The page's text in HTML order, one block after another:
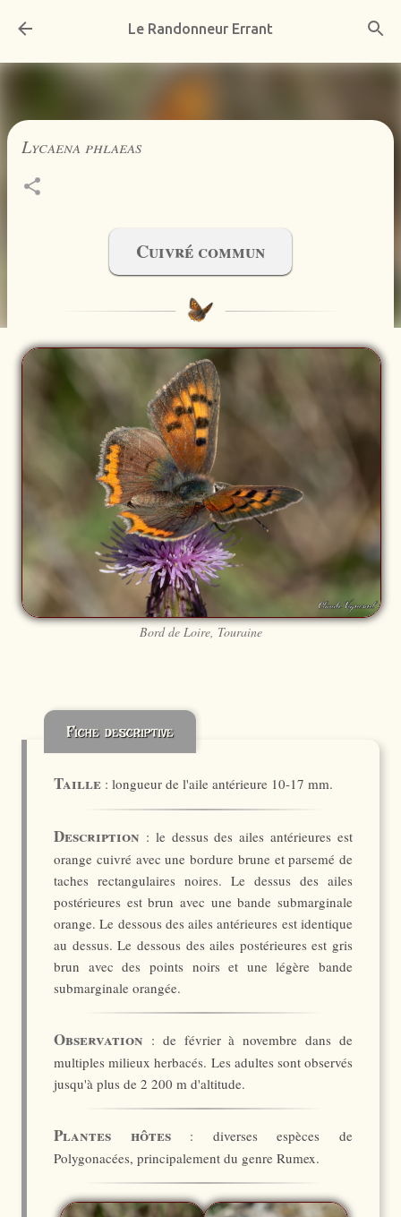
Accéder au contenu principal
Le Randonneur Errant
Lycaena phlaeas
Cuivré commun
Bord de Loire, Touraine
Fiche descriptive
Taille : longueur de l'aile antérieure 10-17 mm.
Description : le dessus des ailes antérieures est
orange cuivré avec une bordure brune et parsemé de
taches rectangulaires noires. Le dessus des ailes
postérieures est brun avec une bande submarginale
orange. Le dessous des ailes antérieures est identique
au dessus. Le dessous des ailes postérieures est gris
brun avec des points noirs et une légère bande
submarginale orangée.
Observation : de février à novembre dans de
multiples milieux herbacés. Les adultes sont observés
jusqu'à plus de 2 200 m d'altitude.
Plantes hôtes: diverses espèces de
Polygonacées, principalement du genre Rumex.